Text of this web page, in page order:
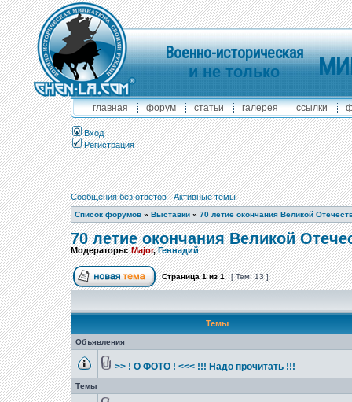
Военно-историческая
и не только
главная форум статьи галерея ссылки
Вход
Регистрация
Сообщения без ответов|Активные темы
Список форумов » Выставки » 70 летие окончания Великой
70 летие окончания Великой
Модераторы:Major,Геннадий
Страница1из1 [ Тем: 13 ]
Темы
Объявления
>> ! О ФОТО ! <<< !!! Надо прочитать !!!
Темы